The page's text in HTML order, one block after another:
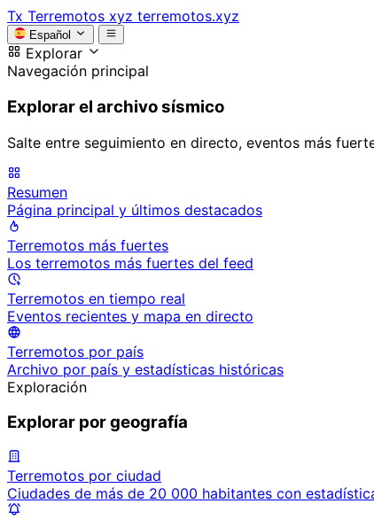
Tx Terremotos xyz terremotos.xyz
Español
Explorar
Navegación principal
Explorar el archivo sísmico
Salte entre seguimiento en directo, eventos más
Resumen
Página principal y últimos destacados
Terremotos más fuertes
Los terremotos más fuertes del feed
Terremotos en tiempo real
Eventos recientes y mapa en directo
Terremotos por país
Archivo por país y estadísticas históricas
Exploración
Explorar por geografía
Terremotos por ciudad
Ciudades de más de 20 000 habitantes con